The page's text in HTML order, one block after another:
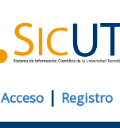
Acceso | Registro